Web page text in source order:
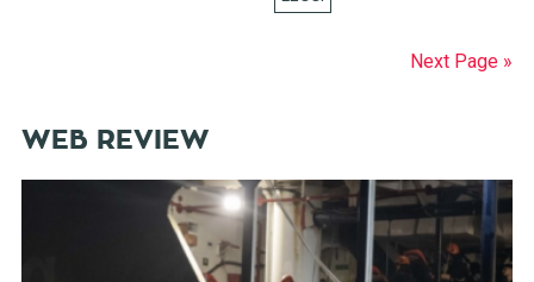
Next Page »
WEB REVIEW